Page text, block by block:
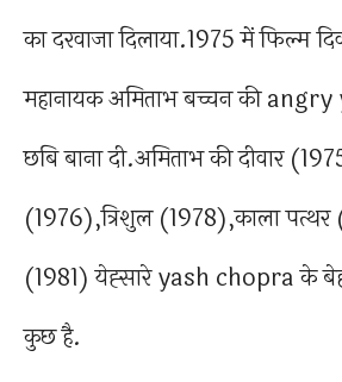
का दरवाजा दिलाया.1975 में फिल्म
महानायक अमिताभ बच्चन की
छबि बाना दी.अमिताभ की दीवार
(1976),त्रिशुल (1978),काला
(1981) येह्सारे yash chopra के
कुछ है.